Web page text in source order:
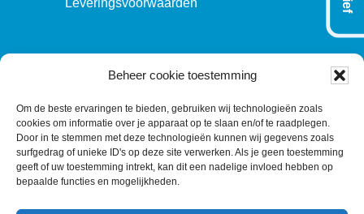
Beheer cookie toestemming
Om de beste ervaringen te bieden, gebruiken wij technologieën zoals
cookies om informatie over je apparaat op te slaan en/of te raadplegen.
Door in te stemmen met deze technologieën kunnen wij gegevens zoals
surfgedrag of unieke ID's op deze site verwerken. Als je geen toestemming
geeft of uw toestemming intrekt, kan dit een nadelige invloed hebben op
bepaalde functies en mogelijkheden.
VOLG ONS OP:
L
i
n
T
w
i
F
a
c
Y
o
u
C
o
n